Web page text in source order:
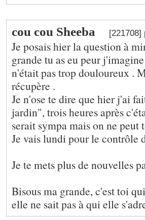
cou cou Sheeba [221708]
Je posais hier la question à
grande tu as eu peur
n'était pas trop douloureux .
récupère .
Je n'ose te dire que hier j'ai
jardin", trois heures après
serait sympa mais on ne peut
Je vais lundi pour le contrôle
Je te mets plus de nouvelles
Bisous ma grande, c'est toi
elle ne sait pas à qui elle